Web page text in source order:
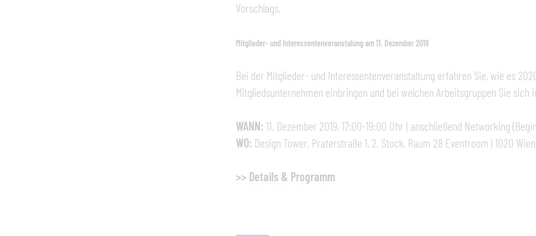
Vorschlags.
Mitglieder- und Interessentenveranstalung am 11. Dezember 2019
Bei der Mitglieder- und Interessentenveranstaltung erfahren Sie, wie es
Mitgliedsunternehmen einbringen und bei welchen Arbeitsgruppen Sie sich
WANN: 11. Dezember 2019, 17:00-19:00 Uhr | anschließend Networking
WO: Design Tower, Praterstraße 1, 2. Stock, Raum 28 Eventroom | 1020 Wien
>> Details & Programm